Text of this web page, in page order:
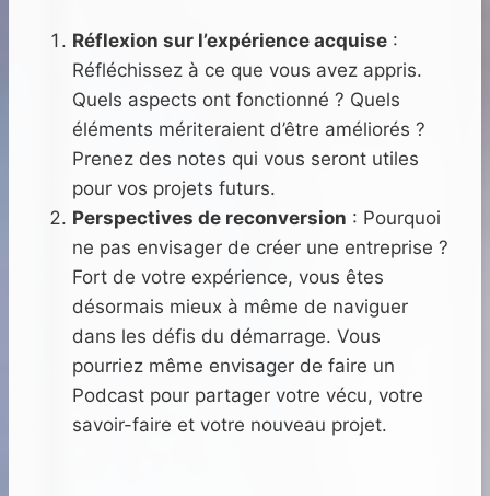
Réflexion sur l’expérience acquise :
Réfléchissez à ce que vous avez appris.
Quels aspects ont fonctionné ? Quels
éléments mériteraient d’être améliorés ?
Prenez des notes qui vous seront utiles
pour vos projets futurs.
Perspectives de reconversion : Pourquoi
ne pas envisager de créer une entreprise ?
Fort de votre expérience, vous êtes
désormais mieux à même de naviguer
dans les défis du démarrage. Vous
pourriez même envisager de faire un
Podcast pour partager votre vécu, votre
savoir-faire et votre nouveau projet.